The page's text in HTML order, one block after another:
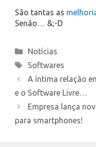
São tantas as
Senão… &;-D
Categories
Notícias
Tags
Softwares
A íntima relação
e o Software Livre…
Empresa lança
para smartphones!